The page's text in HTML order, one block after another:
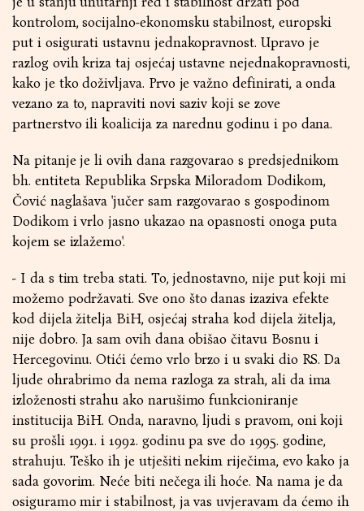
kontrolom, socijalno-ekonomsku stabilnost, europski
put i osigurati ustavnu jednakopravnost. Upravo je
razlog ovih kriza taj osjećaj ustavne nejednakopravnosti,
kako je tko doživljava. Prvo je važno definirati, a onda
vezano za to, napraviti novi saziv koji se zove
partnerstvo ili koalicija za narednu godinu i po dana.
Na pitanje je li ovih dana razgovarao s predsjednikom
bh. entiteta Republika Srpska Miloradom Dodikom,
Čović naglašava 'jučer sam razgovarao s gospodinom
Dodikom i vrlo jasno ukazao na opasnosti onoga puta
kojem se izlažemo'.
- I da s tim treba stati. To, jednostavno, nije put koji mi
možemo podržavati. Sve ono što danas izaziva efekte
kod dijela žitelja BiH, osjećaj straha kod dijela žitelja,
nije dobro. Ja sam ovih dana obišao čitavu Bosnu i
Hercegovinu. Otići ćemo vrlo brzo i u svaki dio RS. Da
ljude ohrabrimo da nema razloga za strah, ali da ima
izloženosti strahu ako narušimo funkcioniranje
institucija BiH. Onda, naravno, ljudi s pravom, oni koji
su prošli 1991. i 1992. godinu pa sve do 1995. godine,
strahuju. Teško ih je utješiti nekim riječima, evo kako ja
sada govorim. Neće biti nečega ili hoće. Na nama je da
osiguramo mir i stabilnost, ja vas uvjeravam da ćemo ih